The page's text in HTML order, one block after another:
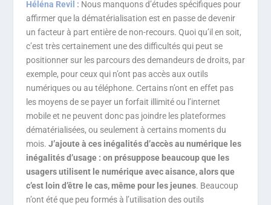
Héléna Revil : Nous manquons d’études spécifiques pour
affirmer que la dématérialisation est en passe de devenir
un facteur à part entière de non-recours. Quoi qu’il en soit,
c’est très certainement une des difficultés qui peut se
positionner sur les parcours des demandeurs de droits, par
exemple, pour ceux qui n’ont pas accès aux outils
numériques ou au téléphone. Certains n’ont en effet pas
les moyens de se payer un forfait illimité ou l’internet
mobile et ne peuvent donc pas joindre les plateformes
dématérialisées, ou seulement à certains moments du
mois. J’ajoute à ces inégalités d’accès au numérique les
inégalités d’usage : on présuppose beaucoup que les
usagers utilisent le numérique avec aisance, alors que
c’est loin d’être le cas, même pour les jeunes. Beaucoup
n’ont été que peu formés à l’utilisation des outils